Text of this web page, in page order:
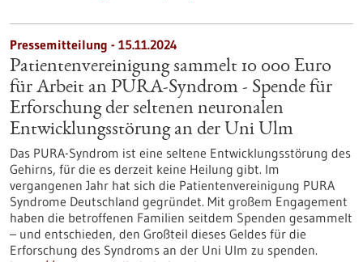
Pressemitteilung - 15.11.2024
Patientenvereinigung sammelt 10 000 Euro
für Arbeit an PURA-Syndrom - Spende für
Erforschung der seltenen neuronalen
Entwicklungsstörung an der Uni Ulm
Das PURA-Syndrom ist eine seltene Entwicklungsstörung des
Gehirns, für die es derzeit keine Heilung gibt. Im
vergangenen Jahr hat sich die Patientenvereinigung PURA
Syndrome Deutschland gegründet. Mit großem Engagement
haben die betroffenen Familien seitdem Spenden gesammelt
– und entschieden, den Großteil dieses Geldes für die
Erforschung des Syndroms an der Uni Ulm zu spenden.